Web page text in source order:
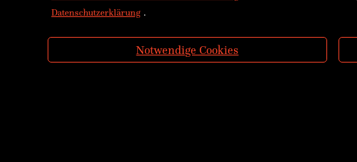
Datenschutzerklärung .
Notwendige Cookies